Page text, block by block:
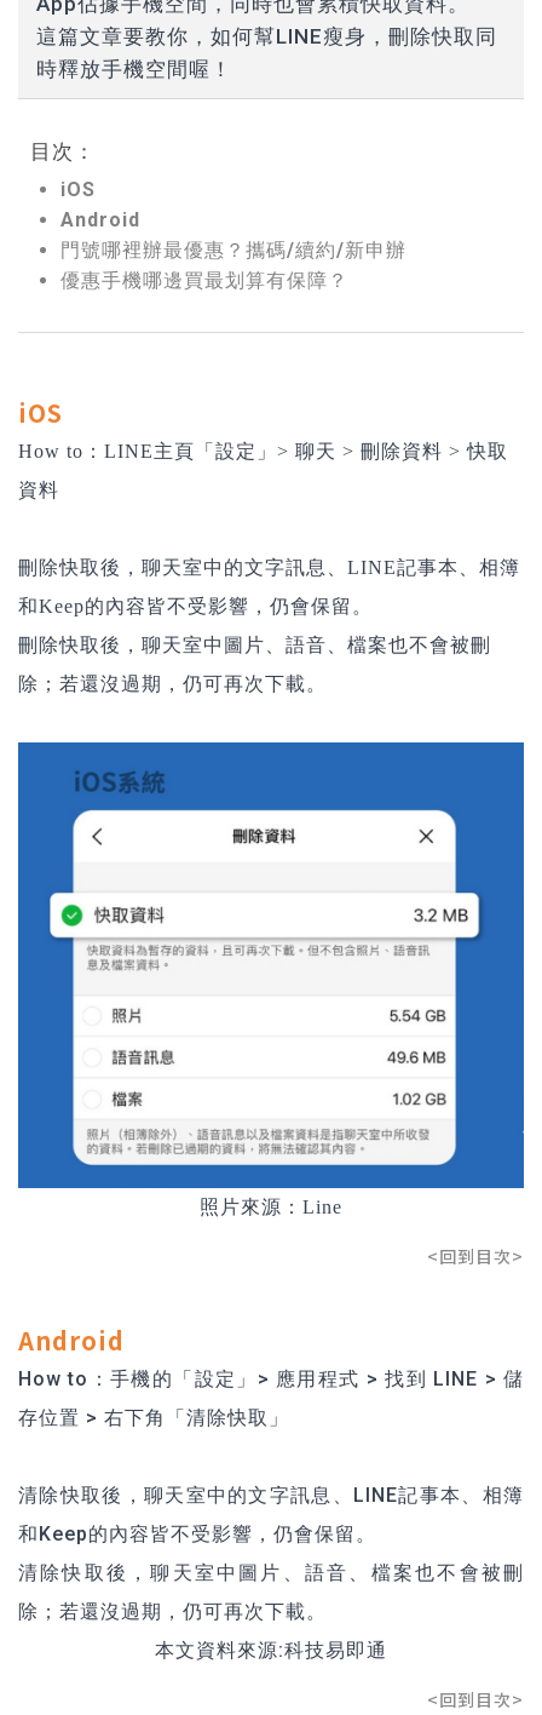
這篇文章要教你，如何幫LINE瘦身，刪除快取同
時釋放手機空間喔！
目次：
iOS
Android
門號哪裡辦最優惠？攜碼/續約/新申辦
優惠手機哪邊買最划算有保障？
iOS
How to：LINE主頁「設定」> 聊天 > 刪除資料 > 快取
資料
刪除快取後，聊天室中的文字訊息、LINE記事本、相簿
和Keep的內容皆不受影響，仍會保留。
刪除快取後，聊天室中圖片、語音、檔案也不會被刪
除；若還沒過期，仍可再次下載。
照片來源：Line
<回到目次>
Android
How to：手機的「設定」> 應用程式 > 找到 LINE > 儲
存位置 > 右下角「清除快取」
清除快取後，聊天室中的文字訊息、LINE記事本、相簿
和Keep的內容皆不受影響，仍會保留。
清除快取後，聊天室中圖片、語音、檔案也不會被刪
除；若還沒過期，仍可再次下載。
本文資料來源:科技易即通
<回到目次>